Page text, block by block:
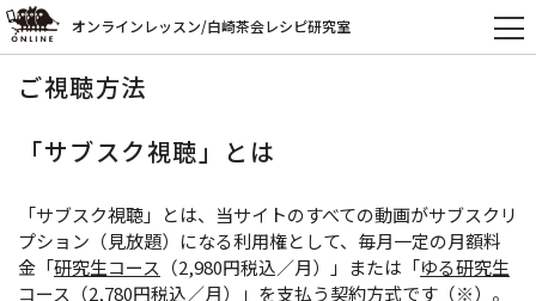
オンラインレッスン/白崎茶会レシピ研究室
ご視聴方法
「サブスク視聴」とは
「サブスク視聴」とは、当サイトのすべての動画がサブスクリ
プション（見放題）になる利用権として、毎月一定の月額料
金「研究生コース （2,980円税込／月）」または「ゆる研究生
コース （2,780円税込／月）」を支払う契約方式です（※）。